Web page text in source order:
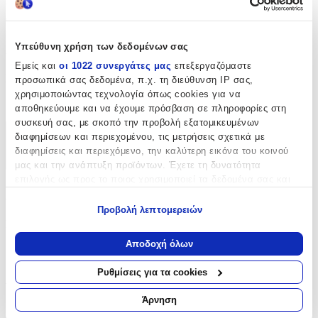
Υπεύθυνη χρήση των δεδομένων σας
Εμείς και οι 1022 συνεργάτες μας επεξεργαζόμαστε
προσωπικά σας δεδομένα, π.χ. τη διεύθυνση IP σας,
χρησιμοποιώντας τεχνολογία όπως cookies για να
αποθηκεύουμε και να έχουμε πρόσβαση σε πληροφορίες στη
συσκευή σας, με σκοπό την προβολή εξατομικευμένων
διαφημίσεων και περιεχομένου, τις μετρήσεις σχετικά με
διαφημίσεις και περιεχόμενο, την καλύτερη εικόνα του κοινού
μας και την ανάπτυξη προϊόντων. Έχετε τη δυνατότητα
Να συλλέξουμε πληροφορίες σχετικά με τη γεωγραφική
σας τοποθεσία, οι οποίες μπορεί να είναι ακριβείς σε
απόσταση μερικών μέτρων
Να αναγνωρίσουμε τη συσκευή σας σαρώνοντας ενεργά
για συγκεκριμένα χαρακτηριστικά (δακτυλικό αποτύπωμα)
Μάθετε περισσότερα σχετικά με τον τρόπο επεξεργασίας των
Προβολή λεπτομερειών
Αποδοχή όλων
Ρυθμίσεις για τα cookies
Άρνηση
κυτταρίνες . Χωράει περίπου 50 κυτταρίνες Χρήσιμο τόσο στο
σπίτι όσο και σε κέντρα αισθητικής.
Χαρακτηριστικά
Κατασκευαστής:
My Nail Craft
Χαρακτηριστικά
+
Αξιολογήσεις
Προς το παρόν δεν υπάρχουν άλλες αξιολογήσεις. Όταν